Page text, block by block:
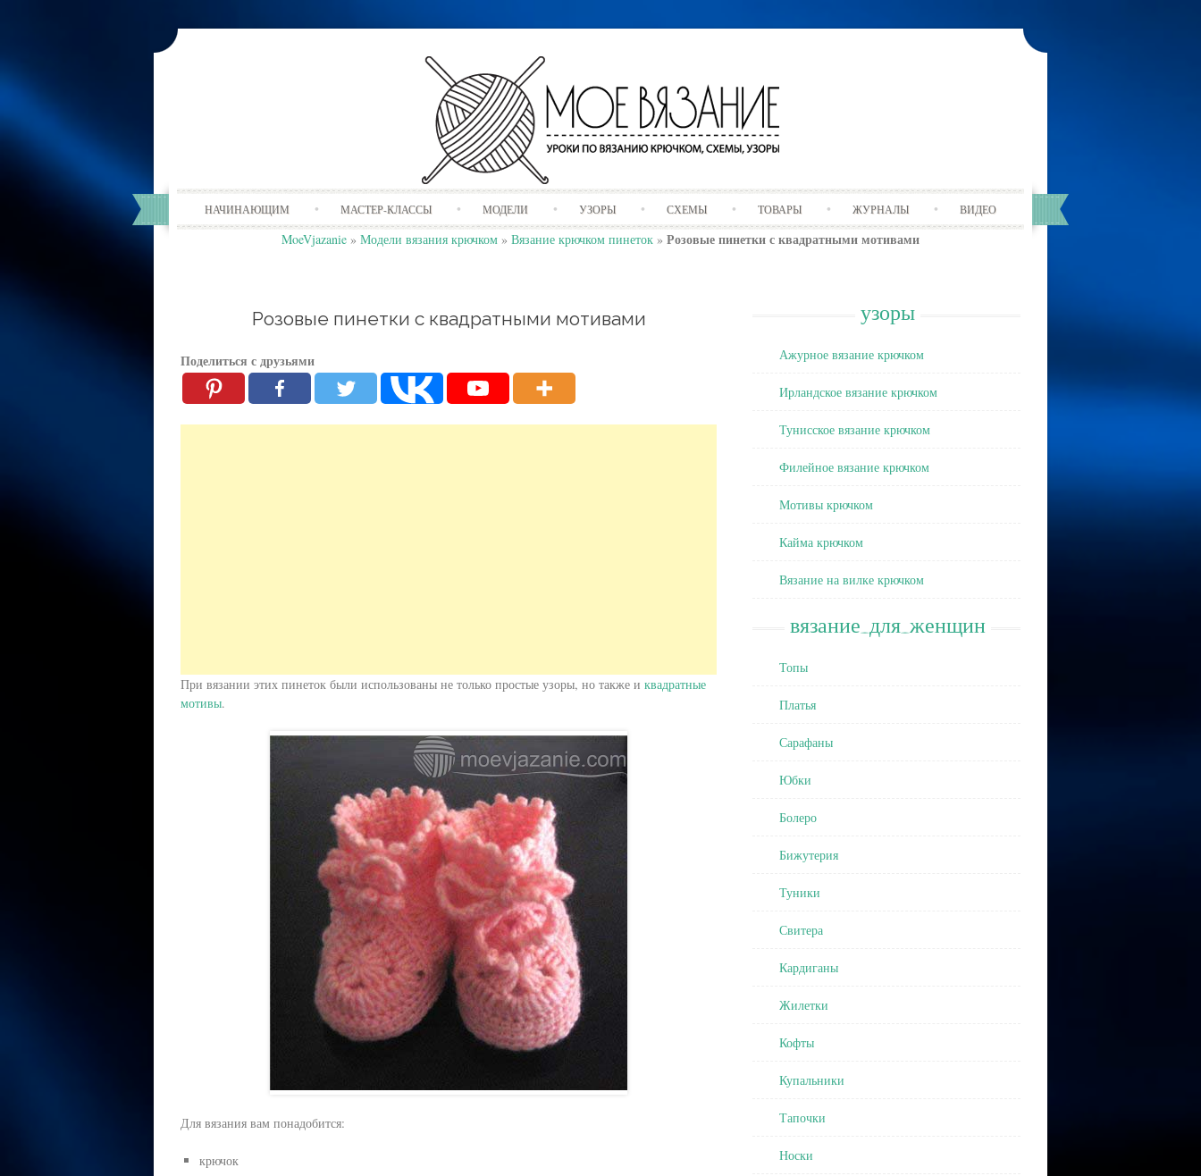
Skip
to
content
НАЧИНАЮЩИМ МАСТЕР-КЛАССЫ МОДЕЛИ УЗОРЫ СХЕМЫ ТОВАРЫ ЖУРНАЛЫ ВИДЕО
MoeVjazanie » Модели вязания крючком » Вязание крючком пинеток » Розовые пинетки с квадратными мотивами
Розовые пинетки с квадратными мотивами
Поделиться с друзьями
При вязании этих пинеток были использованы не только простые узоры, но также и квадратные
мотивы.
Для вязания вам понадобится:
крючок
узоры
Ажурное вязание крючком
Ирландское вязание крючком
Тунисское вязание крючком
Филейное вязание крючком
Мотивы крючком
Кайма крючком
Вязание на вилке крючком
вязание_для_женщин
Топы
Платья
Сарафаны
Юбки
Болеро
Бижутерия
Туники
Свитера
Кардиганы
Жилетки
Кофты
Купальники
Тапочки
Носки